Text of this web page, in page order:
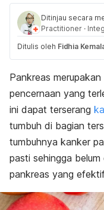
Ditinjau secara
Practitioner ·
Ditulis oleh Fidhia
Pankreas
pencernaan yang
ini dapat terserang
tumbuh di bagian
tumbuhnya kanker
pasti sehingga
pankreas yang